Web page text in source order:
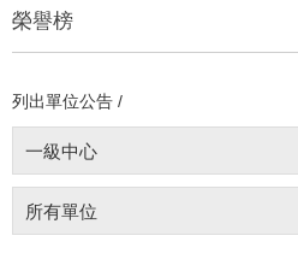
榮譽榜
列出單位公告 /
一級中心
所有單位